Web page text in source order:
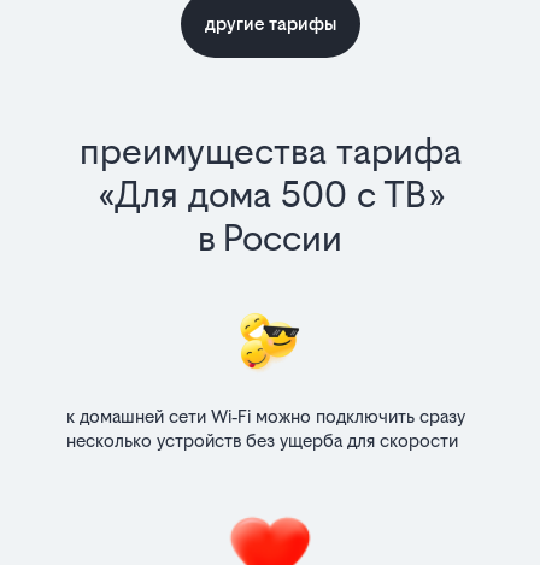
другие тарифы
преимущества тарифа
«Для дома 500 с ТВ»
в России
к домашней сети Wi‑Fi можно подключить сразу
несколько устройств без ущерба для скорости